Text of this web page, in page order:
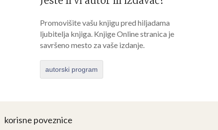
Promovišite vašu knjigu pred hiljadama
ljubitelja knjiga. Knjige Online stranica je
savršeno mesto za vaše izdanje.
autorski program
korisne poveznice